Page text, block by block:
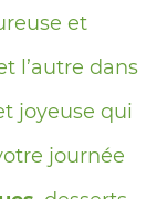
et
l’autre dans
joyeuse qui
journée